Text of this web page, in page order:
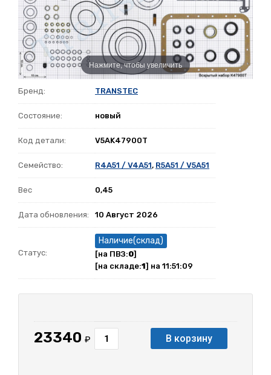
Нажмите, чтобы увеличить
Бренд: TRANSTEC
Состояние: новый
Код детали: V5AK47900T
Семейство: R4A51 / V4A51, R5A51 / V5A51
Вес 0,45
Дата обновления: 10 Август 2026
Статус:
Наличие(склад)
[на ПВЗ:0]
[на складе:1] на 11:51:09
23340 ₽ В корзину